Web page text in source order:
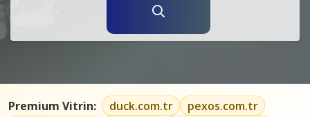
Premium Vitrin: duck.com.tr
pexos.com.tr